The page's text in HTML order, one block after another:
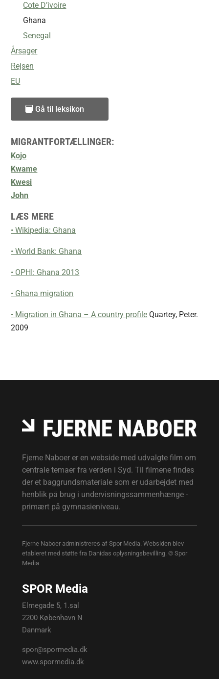
Cote D’ivoire
Ghana
Senegal
Årsager
Rejsen
EU
Gå til leksikon
MIGRANTFORTÆLLINGER:
Kojo
Kwame
Kwesi
John
LÆS MERE
• Wikipedia: Ghana
• World Bank: Ghana
• OPHI: Ghana 2013
• Ghana migration
• Migration in Ghana – A country profile Quartey, Peter.
2009
Fjerne Naboer er en webside med udvalgte film om
centrale temaer fra verden i Syd. Til filmene findes
der et baggrundsmateriale som er udarbejdet med
henblik på brug i undervisningssammenhænge -
primært på gymnasieniveau.
Fjerne Naboer administreres af Spor Media. Websiden blev
etableret med støtte fra Danidas oplysningsbevilling. © Spor
Media
SPOR Media
Elmegade 5, 1.sal
2200 København N
Danmark
spor@spormedia.dk
www.spormedia.dk